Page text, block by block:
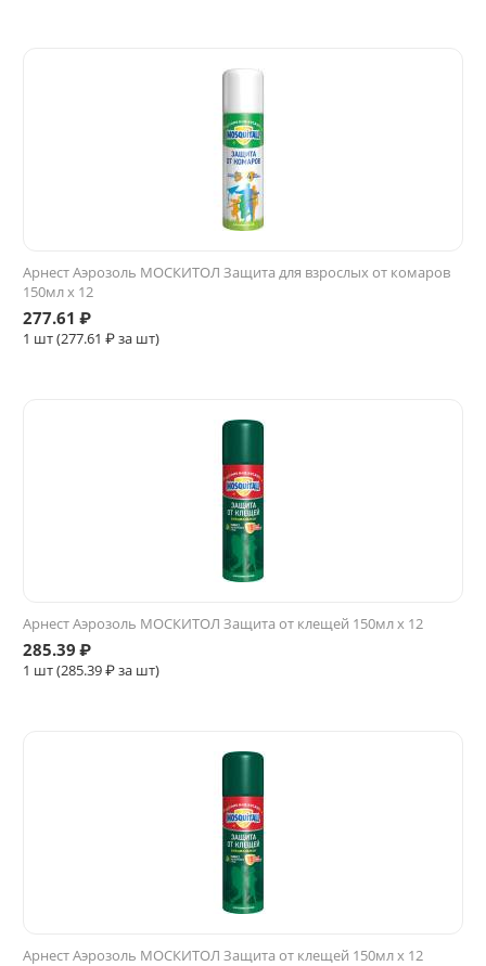
Арнест Аэрозоль МОСКИТОЛ Защита для взрослых от комаров
150мл х 12
277.61 ₽
1 шт (277.61 ₽ за шт)
Арнест Аэрозоль МОСКИТОЛ Защита от клещей 150мл х 12
285.39 ₽
1 шт (285.39₽ за шт)
Арнест Аэрозоль МОСКИТОЛ Защита от клещей 150мл х 12